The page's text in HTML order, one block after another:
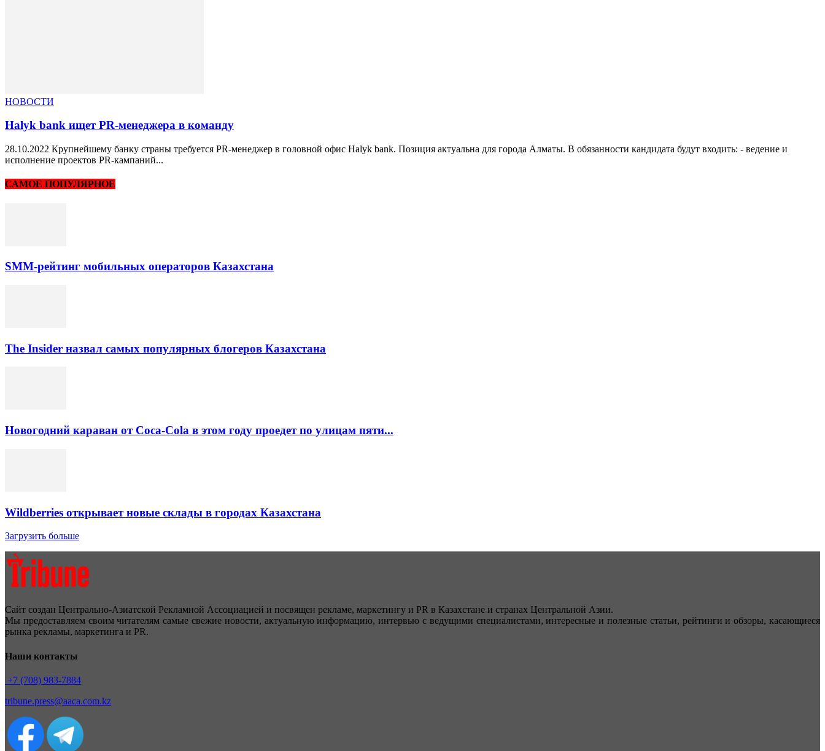
НОВОСТИ
Halyk bank ищет PR-менеджера в команду
28.10.2022 Крупнейшему банку страны требуется PR-менеджер в головной офис Halyk bank. Позиция актуальна для города Алматы. В обязанности кандидата будут входить: - ведение и
исполнение проектов PR-кампаний...
САМОЕ ПОПУЛЯРНОЕ
SMM-рейтинг мобильных операторов Казахстана
The Insider назвал самых популярных блогеров Казахстана
Новогодний караван от Coca-Cola в этом году проедет по улицам пяти...
Wildberries открывает новые склады в городах Казахстана
Загрузить больше
Сайт создан Центрально-Азиатской Рекламной Ассоциацией и посвящен рекламе, маркетингу и PR в Казахстане и странах Центральной Азии.
Мы предоставляем своим читателям самые свежие новости, актуальную информацию, интервью с ведущими специалистами, интересные и полезные статьи, рейтинги и обзоры, касающиеся
рынка рекламы, маркетинга и PR.
Наши контакты
+7 (708) 983-7884
tribune.press@aaca.com.kz